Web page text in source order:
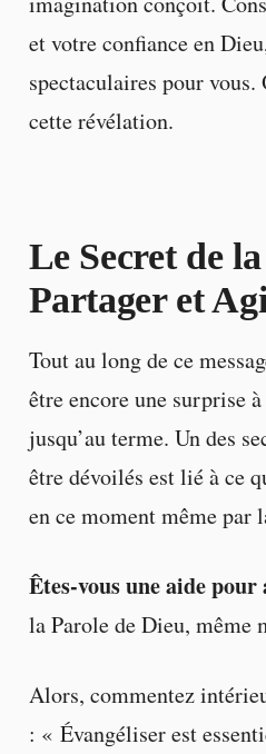
et votre confiance en
spectaculaires pour
cette révélation.
Le Secret de
Partager et
Tout au long de ce
être encore une surprise
jusqu’au terme. Un des
être dévoilés est lié à ce
en ce moment même par
Êtes-vous une aide
la Parole de Dieu, même
Alors, commentez
: « Évangéliser est